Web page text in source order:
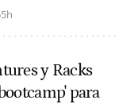
y Racks
para